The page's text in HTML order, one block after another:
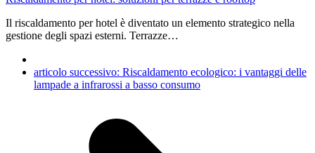
Il riscaldamento per hotel è diventato un elemento strategico nella
gestione degli spazi esterni. Terrazze…
articolo successivo: Riscaldamento ecologico: i vantaggi delle
lampade a infrarossi a basso consumo